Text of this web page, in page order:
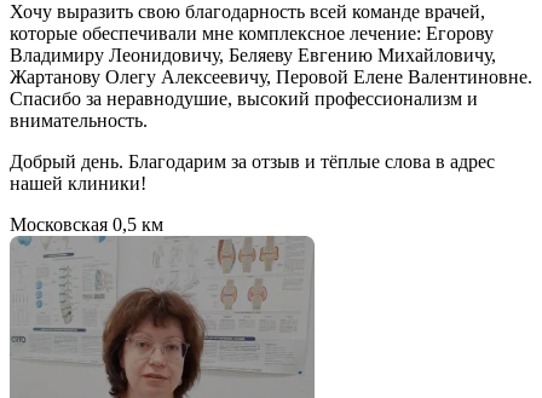
Хочу выразить свою благодарность всей команде врачей,
которые обеспечивали мне комплексное лечение: Егорову
Владимиру Леонидовичу, Беляеву Евгению Михайловичу,
Жартанову Олегу Алексеевичу, Перовой Елене Валентиновне.
Спасибо за неравнодушие, высокий профессионализм и
внимательность.
Добрый день. Благодарим за отзыв и тёплые слова в адрес
нашей клиники!
Московская 0,5 км